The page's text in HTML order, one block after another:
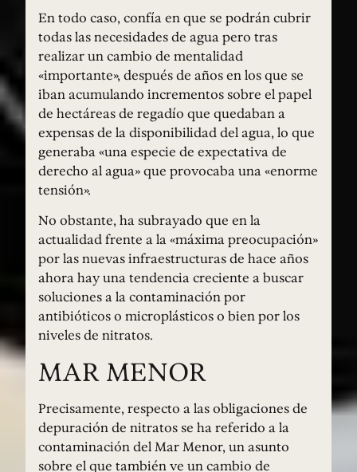
En todo caso, confía en que se podrán cubrir
todas las necesidades de agua pero tras
realizar un cambio de mentalidad
«importante», después de años en los que se
iban acumulando incrementos sobre el papel
de hectáreas de regadío que quedaban a
expensas de la disponibilidad del agua, lo que
generaba «una especie de expectativa de
derecho al agua» que provocaba una «enorme
tensión».
No obstante, ha subrayado que en la
actualidad frente a la «máxima preocupación»
por las nuevas infraestructuras de hace años
ahora hay una tendencia creciente a buscar
soluciones a la contaminación por
antibióticos o microplásticos o bien por los
niveles de nitratos.
MAR MENOR
Precisamente, respecto a las obligaciones de
depuración de nitratos se ha referido a la
contaminación del Mar Menor, un asunto
sobre el que también ve un cambio de